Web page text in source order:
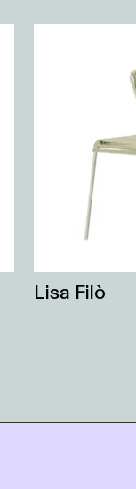
Lisa Filò